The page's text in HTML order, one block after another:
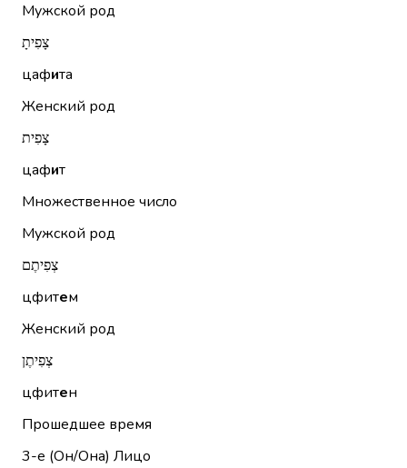
Мужской род
צָפִיתָ
цафита
Женский род
צָפִית
цафит
Множественное число
Мужской род
צְפִיתֶם
цфитем
Женский род
צְפִיתֶן
цфитен
Прошедшее время
3-е (Он/Она) Лицо